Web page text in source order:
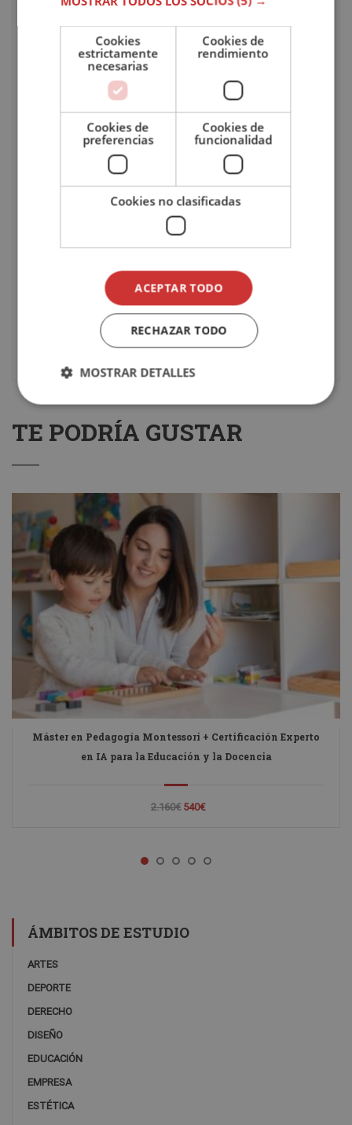
que incluye el
índice de contenidos del temario.
CARACTERÍSTICAS DEL CURSO
Modalidad Online
Pago Único / A plazos
Evaluación
TE PODRÍA GUSTAR
Máster en Pedagogía Montessori + Certificación Experto
en IA para la Educación y la Docencia
2.160€ 540€
ÁMBITOS DE ESTUDIO
ARTES
DEPORTE
DERECHO
DISEÑO
EDUCACIÓN
EMPRESA
ESTÉTICA
Cookies
estrictamente
necesarias
Cookies de
rendimiento
Cookies de
preferencias
Cookies de
funcionalidad
Cookies no clasificadas
ACEPTAR TODO
RECHAZAR TODO
MOSTRAR DETALLES